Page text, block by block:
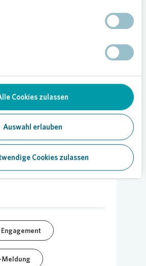
Cookies zulassen
Auswahl erlauben
Cookies zulassen
sich unter
anmelden.